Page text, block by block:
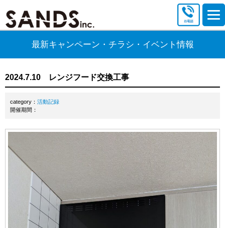
最新キャンペーン・チラシ・イベント情報
2024.7.10 レンジフード交換工事
category： 活動記録
開催期間：